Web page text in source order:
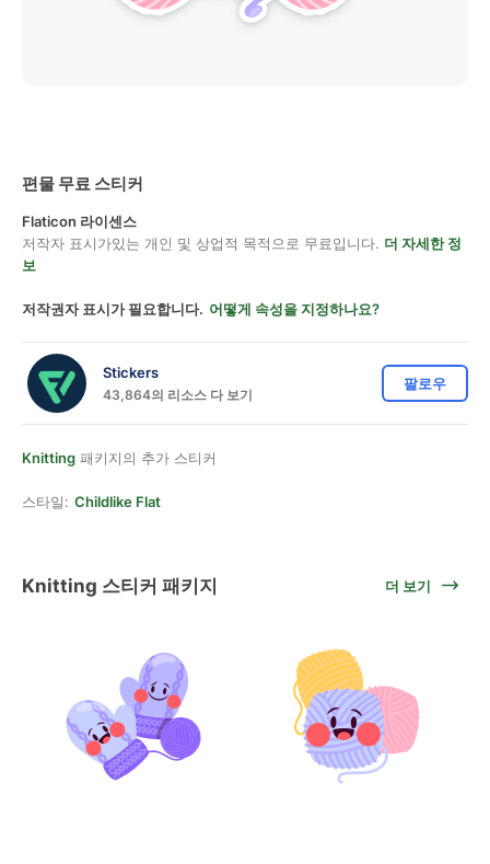
편물 무료 스티커
Flaticon 라이센스
저작자 표시가있는 개인 및 상업적 목적으로 무료입니다. 더 자세한 정
보
저작권자 표시가 필요합니다. 어떻게 속성을 지정하나요?
Stickers
43,864의 리소스 다 보기
팔로우
Knitting 패키지의 추가 스티커
스타일: Childlike Flat
Knitting 스티커 패키지 더 보기